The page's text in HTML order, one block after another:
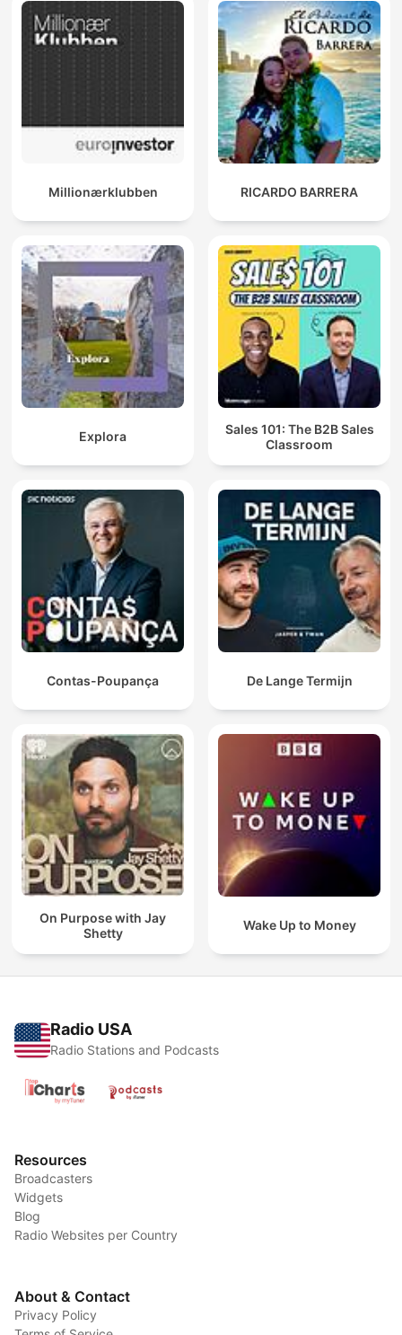
Millionærklubben RICARDO BARRERA
Explora
Sales 101: The B2B Sales
Classroom
Contas-Poupança De Lange Termijn
On Purpose with Jay
Shetty
Wake Up to Money
Radio USA
Radio Stations and Podcasts
Resources
Broadcasters
Widgets
Blog
Radio Websites per Country
About & Contact
Privacy Policy